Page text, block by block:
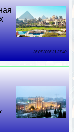
26 07 2026 21:27:40